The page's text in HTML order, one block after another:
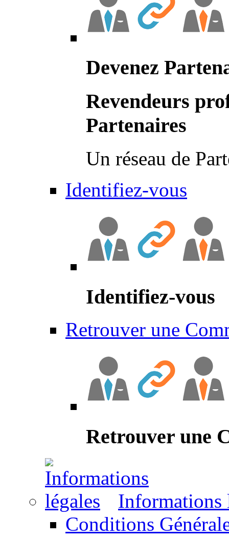
Devenez
Revendeurs
Partenaires
Un réseau de
Identifiez-vous
Identifiez-vous
Retrouver une
Retrouver une
Informations
Conditions